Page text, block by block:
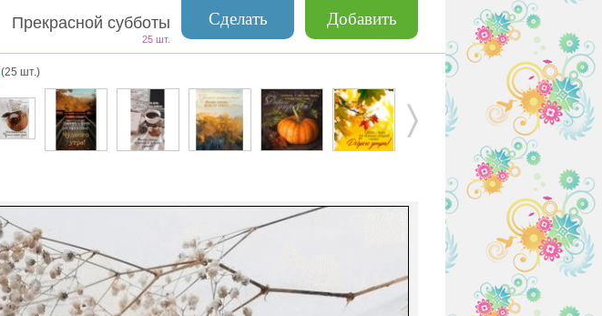
Добавить
Сделать
Прекрасной субботы
25 шт.
(25 шт.)